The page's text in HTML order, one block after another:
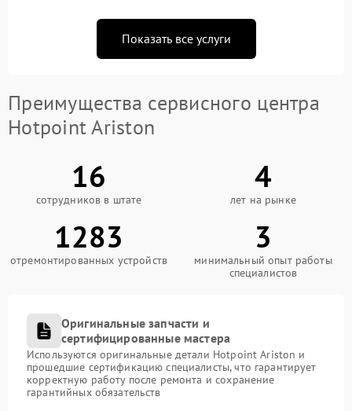
Показать все услуги
Преимущества сервисного центра
Hotpoint Ariston
16
сотрудников в штате
4
лет на рынке
1283
отремонтированных устройств
3
минимальный опыт работы
специалистов
Оригинальные запчасти и
сертифицированные мастера
Используются оригинальные детали Hotpoint Ariston и
прошедшие сертификацию специалисты, что гарантирует
корректную работу после ремонта и сохранение
гарантийных обязательств